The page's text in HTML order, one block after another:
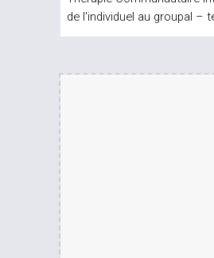
de l'individuel au groupal –